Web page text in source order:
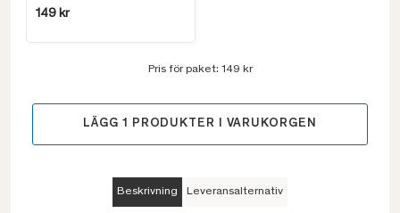
149 kr
Pris för paket: 149 kr
LÄGG 1 PRODUKTER I VARUKORGEN
Beskrivning Leveransalternativ